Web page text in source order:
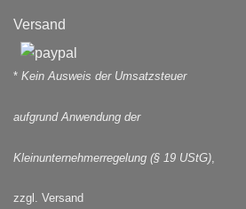
Versand
* Kein Ausweis der Umsatzsteuer
aufgrund Anwendung der
Kleinunternehmerregelung (§ 19 UStG)
zzgl. Versand